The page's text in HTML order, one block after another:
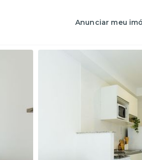
Anunciar meu